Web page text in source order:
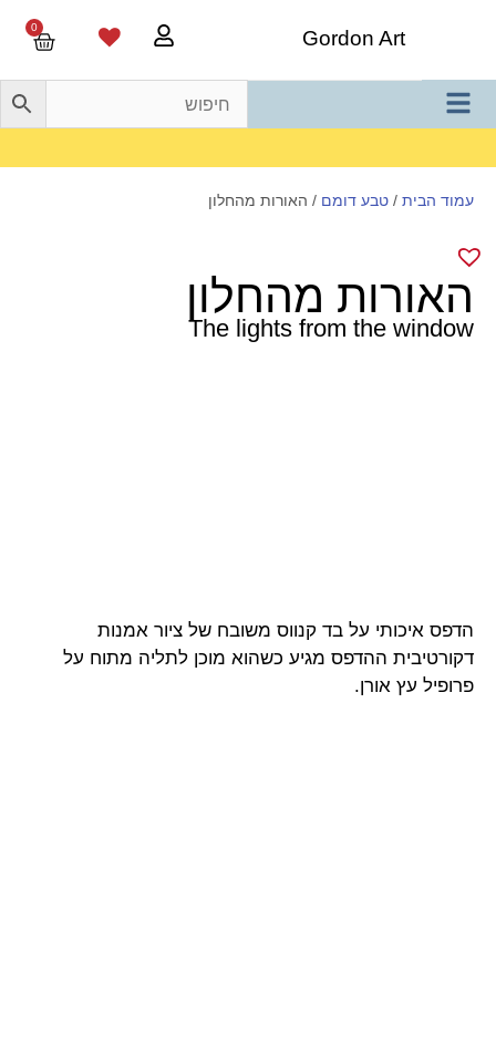
Gordon Art
0
עמוד הבית / טבע דומם / האורות מהחלון
האורות מהחלון
The lights from the window
הדפס איכותי על בד קנווס משובח של ציור אמנות
דקורטיבית ההדפס מגיע כשהוא מוכן לתליה מתוח על
פרופיל עץ אורן.